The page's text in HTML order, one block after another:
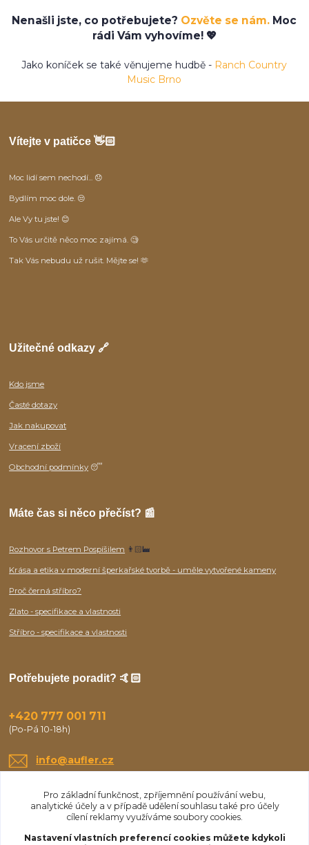
Nenašli jste, co potřebujete? Ozvěte se nám. Moc
rádi Vám vyhovíme! 💖
Jako koníček se také věnujeme hudbě - Ranch Country
Music Brno
Vítejte v patičce 👋🏻
Moc lidí sem nechodí... 😞
Bydlím moc dole. 😒
Ale Vy tu jste! 😊
To Vás určitě něco moc zajímá. 🧐
Tak Vás nebudu už rušit. Mějte se! 🫶
Užitečné odkazy 🔗
Kdo jsme
Časté dotazy
Jak nakupovat
Vracení zboží
Obchodní podmínky 😴
Máte čas si něco přečíst? 📰
Rozhovor s Petrem Pospíšilem 👨🏻‍🏭
Krása a etika v moderní šperkařské tvorbě - uměle vytvořené kameny
Proč černá stříbro?
Zlato - specifikace a vlastnosti
Stříbro - specifikace a vlastnosti
Potřebujete poradit? 🤙🏻
+420 777 001 711
(Po-Pá 10-18h)
info@aufler.cz
Pro základní funkčnost, zpříjemnění používání webu,
analytické účely a v případě udělení souhlasu také pro účely
cílení reklamy využíváme soubory cookies.
Nastavení vlastních preferencí cookies můžete kdykoli